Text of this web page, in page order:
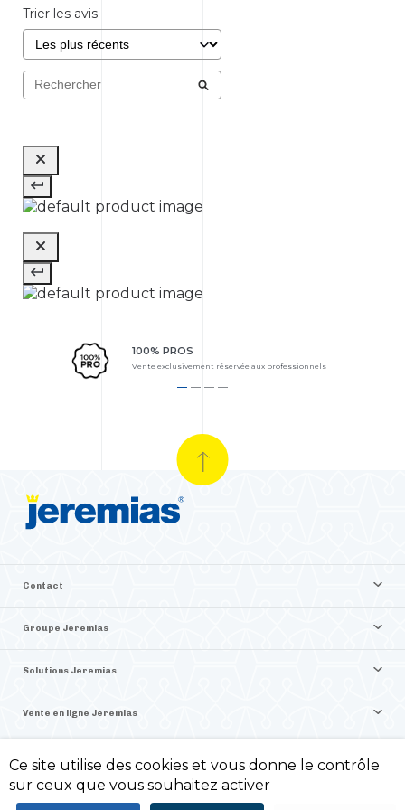
Trier les avis
100% PROS
Vente exclusivement réservée aux professionnels
Contact
Groupe Jeremias
Solutions Jeremias
Vente en ligne Jeremias
©2026 Jeremias France
Politique de confidentialité -
Ce site utilise des cookies et vous donne le contrôle
sur ceux que vous souhaitez activer